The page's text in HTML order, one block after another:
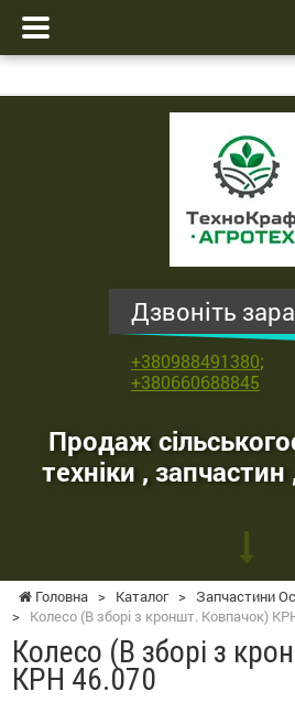
сільськогосподарської
Дзвоніть
+380988491380;
+380660688845
Продаж
техніки ,
Головна > Каталог > Запчастини
> Колесо (В зборі з кроншт. Ковпачок)
Колесо (В зборі з
КРН 46.070